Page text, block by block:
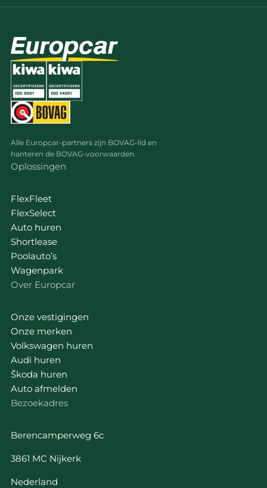
Alle Europcar-partners zijn BOVAG-lid en
hanteren de BOVAG-voorwaarden.
Oplossingen
FlexFleet
FlexSelect
Auto huren
Shortlease
Poolauto’s
Wagenpark
Over Europcar
Onze vestigingen
Onze merken
Volkswagen huren
Audi huren
Škoda huren
Auto afmelden
Bezoekadres
Berencamperweg 6c
3861 MC Nijkerk
Nederland